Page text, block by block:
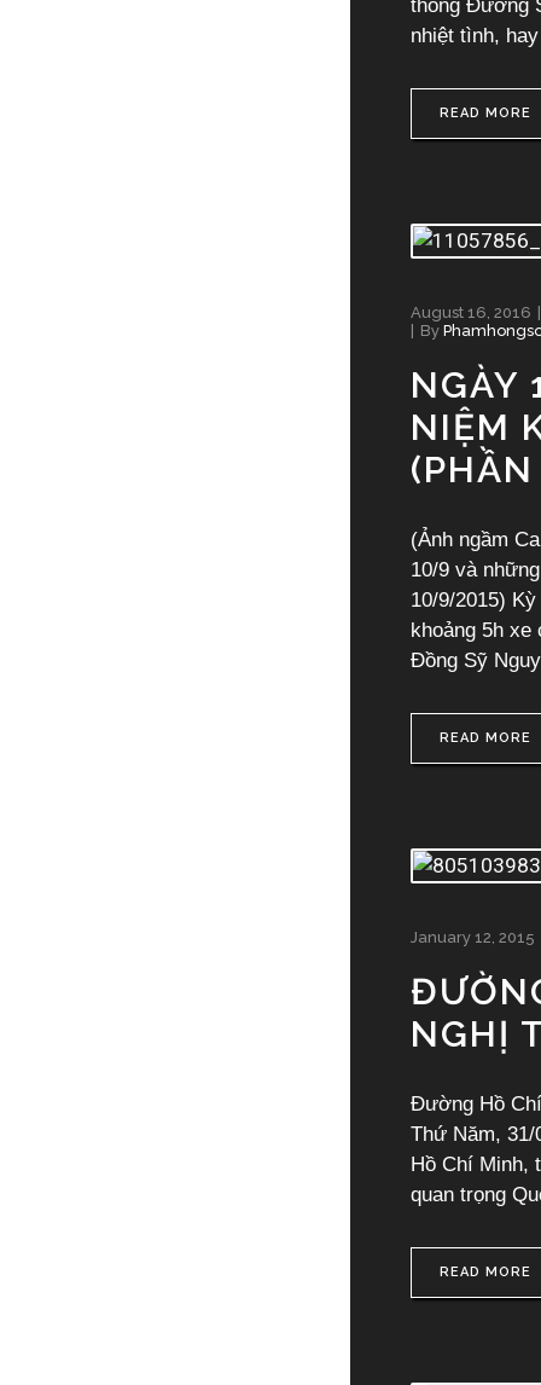
nhiệt tình,
READ MORE
August 16, 2016
By
NGÀY
NIỆM
(Ảnh ngầm
10/9 và
10/9/2015)
khoảng 5h xe
Đồng Sỹ
READ MORE
January 12, 2015
NGHỊ
Đường Hồ
Thứ Năm,
Hồ Chí Minh,
quan trọng
READ MORE